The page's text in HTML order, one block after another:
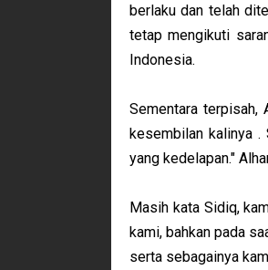
berlaku dan telah
tetap mengikuti
Indonesia.
Sementara terpisah,
kesembilan kalinya .
yang kedelapan."
Masih kata Sidiq,
kami, bahkan pada
serta sebagainya